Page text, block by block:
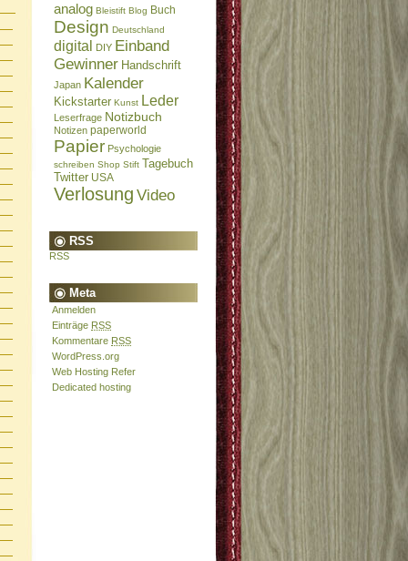
analog Bleistift Blog Buch
Design Deutschland
digital DIY Einband
Gewinner Handschrift
Japan Kalender
Kickstarter Kunst Leder
Leserfrage Notizbuch
Notizen paperworld
Papier Psychologie
schreiben Shop Stift Tagebuch
Twitter USA
Verlosung Video
RSS
RSS
Meta
Anmelden
Einträge RSS
Kommentare RSS
WordPress.org
Web Hosting Refer
Dedicated hosting